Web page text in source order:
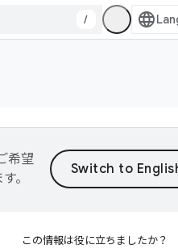
/
希望
。
この情報は役に立ちましたか？